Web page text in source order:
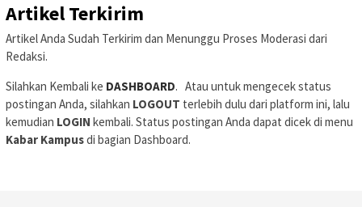
Artikel Terkirim
Artikel Anda Sudah Terkirim dan Menunggu Proses Moderasi dari
Redaksi.
Silahkan Kembali ke DASHBOARD. Atau untuk mengecek status
postingan Anda, silahkan LOGOUT terlebih dulu dari platform ini, lalu
kemudian LOGIN kembali. Status postingan Anda dapat dicek di menu
Kabar Kampusdi bagian Dashboard.